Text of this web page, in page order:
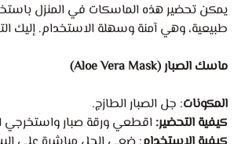
يمكن تحضير هذه الماسكات في المنزل
طبيعية، وهي آمنة وسهلة الاستخدام. إليك
ماسك الصبار (Aloe Vera Mask)
المكونات: جل الصبار الطازج.
كيفية التحضير: اقطعي ورقة صبار واستخرجي